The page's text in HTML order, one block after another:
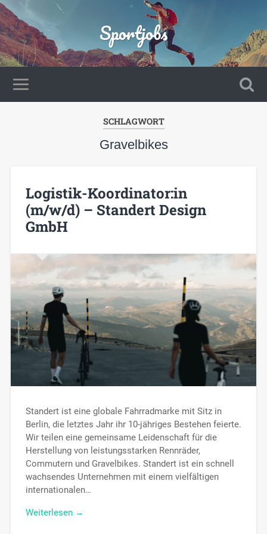
Sportjobs
SCHLAGWORT
Gravelbikes
Logistik-Koordinator:in
(m/w/d) – Standert Design
GmbH
Standert ist eine globale Fahrradmarke mit Sitz in
Berlin, die letztes Jahr ihr 10-jähriges Bestehen feierte.
Wir teilen eine gemeinsame Leidenschaft für die
Herstellung von leistungsstarken Rennräder,
Commutern und Gravelbikes. Standert ist ein schnell
wachsendes Unternehmen mit einem vielfältigen
internationalen…
Weiterlesen →